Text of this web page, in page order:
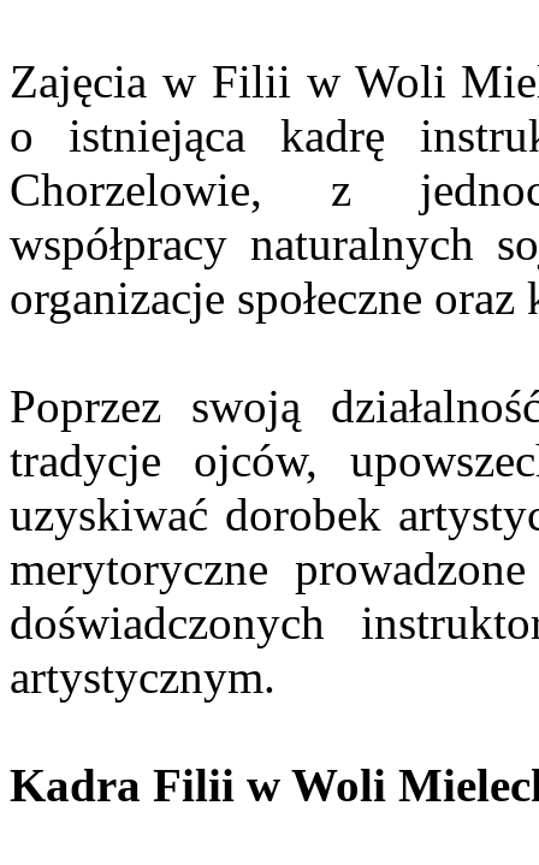
Zajęcia w Filii w Woli
o istniejąca kadrę
Chorzelowie, z
współpracy naturalnych
organizacje społeczne
Poprzez swoją
tradycje ojców,
uzyskiwać dorobek
merytoryczne
doświadczonych
artystycznym.
Kadra Filii w Woli